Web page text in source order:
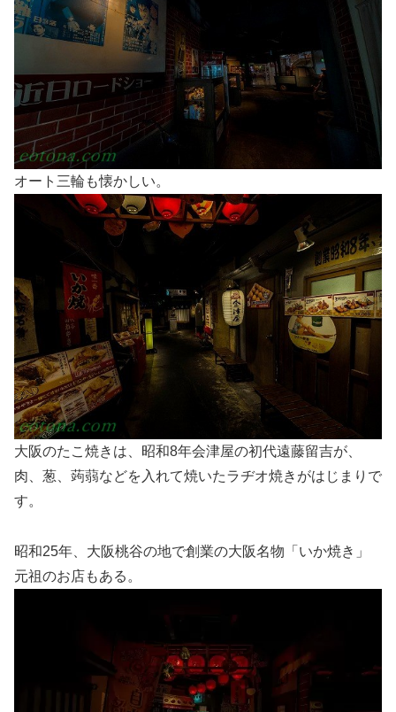
オート三輪も懐かしい。
大阪のたこ焼きは、昭和8年会津屋の初代遠藤留吉が、
肉、葱、蒟蒻などを入れて焼いたラヂオ焼きがはじまりで
す。
昭和25年、大阪桃谷の地で創業の大阪名物「いか焼き」
元祖のお店もある。